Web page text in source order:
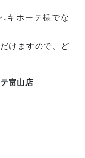
.キホーテ様でな
けますので、ど
富山店